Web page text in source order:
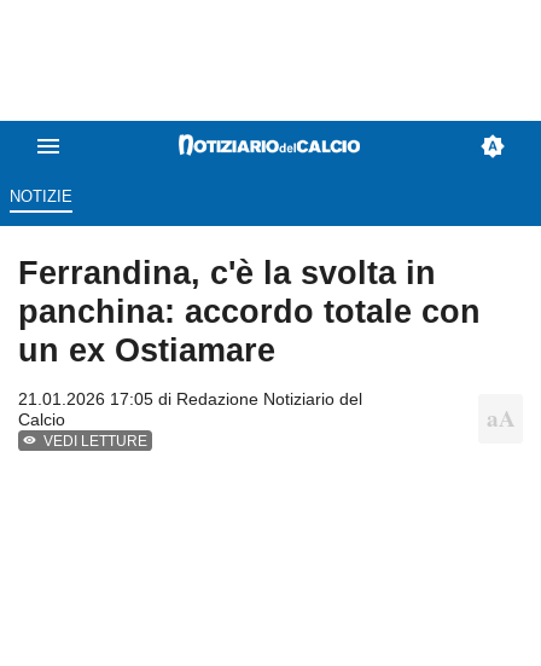
NOTIZIE
Ferrandina, c'è la svolta in
panchina: accordo totale con
un ex Ostiamare
21.01.2026 17:05 di Redazione Notiziario del
Calcio
VEDI LETTURE